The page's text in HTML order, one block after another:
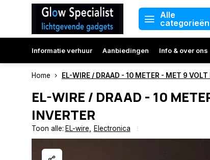
Alle
categorieën
Informatie verhuur Aanbiedingen Info & over ons
Home EL-WIRE / DRAAD - 10 METER - MET 9 VOLT
EL-WIRE / DRAAD - 10
INVERTER
Toon alle: EL-wire Electronica